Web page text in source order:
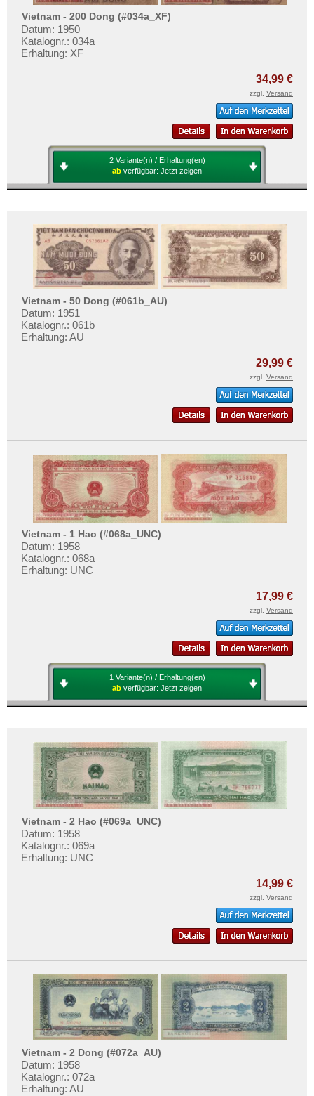
Vietnam - 200 Dong (#034a_XF)
Datum: 1950
Katalognr.: 034a
Erhaltung: XF
34,99 €
zzgl. Versand
2 Variante(n) / Erhaltung(en)
ab verfügbar: Jetzt zeigen
Vietnam - 50 Dong (#061b_AU)
Datum: 1951
Katalognr.: 061b
Erhaltung: AU
29,99 €
zzgl. Versand
Vietnam - 1 Hao (#068a_UNC)
Datum: 1958
Katalognr.: 068a
Erhaltung: UNC
17,99 €
zzgl. Versand
1 Variante(n) / Erhaltung(en)
ab verfügbar: Jetzt zeigen
Vietnam - 2 Hao (#069a_UNC)
Datum: 1958
Katalognr.: 069a
Erhaltung: UNC
14,99 €
zzgl. Versand
Vietnam - 2 Dong (#072a_AU)
Datum: 1958
Katalognr.: 072a
Erhaltung: AU